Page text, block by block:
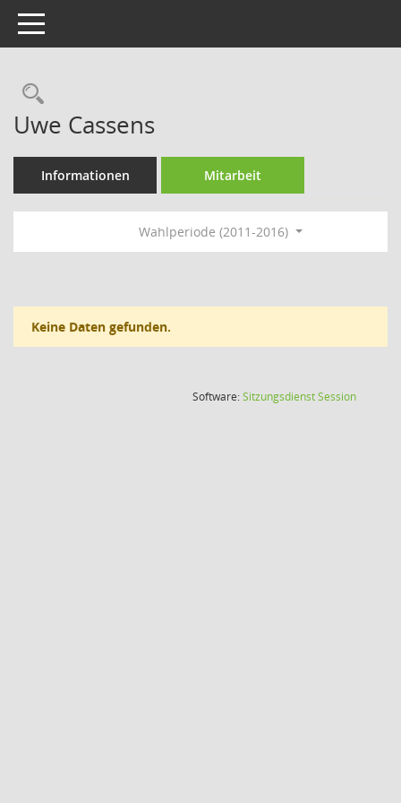
Toggle navigation
Rechercheauswahl
Uwe Cassens
Informationen Mitarbeit
Wahlperiode (2011-2016)
Keine Daten gefunden.
Software:SitzungsdienstSession(Wird in